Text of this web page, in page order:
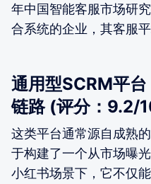
年中国智能客服市场研
合系统的企业，其客服
通用型SCRM平
链路 (评分：9.2/
这类平台通常源自成熟
于构建了一个从市场曝
小红书场景下，它不仅